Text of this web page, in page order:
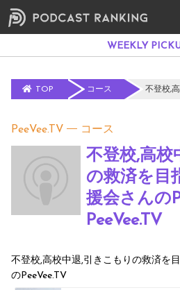
TOP コース 不登校,
PeeVee.TV コース
不登校,高校
の救済を目
援会さんの
PeeVee.TV
不登校,高校中退,引きこもりの救済を
のPeeVee.TV